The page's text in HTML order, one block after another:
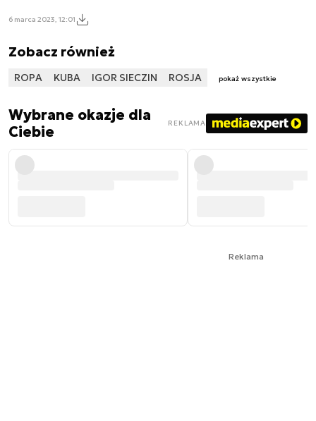
6 marca 2023, 12:01
Zobacz również
ROPA KUBA IGOR SIECZIN ROSJA pokaż wszystkie
Wybrane okazje dla
Ciebie
REKLAMA
Reklama